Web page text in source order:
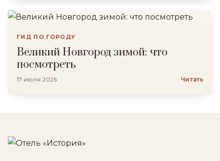
ГИД ПО ГОРОДУ
Великий Новгород зимой: что
посмотреть
17 июля 2026 Читать